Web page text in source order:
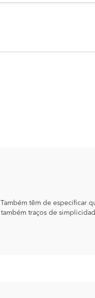
têm de especificar
traços de